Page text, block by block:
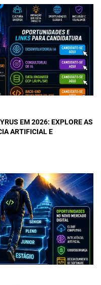
EM 2026: EXPLORE AS
ARTIFICIAL E